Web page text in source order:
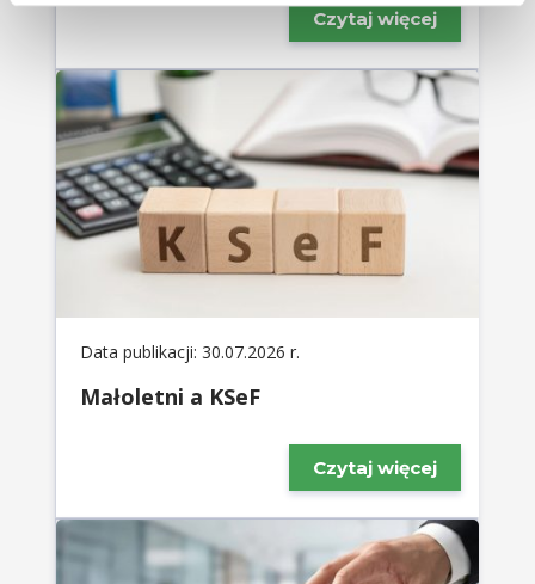
Czytaj więcej
Data publikacji: 30.07.2026 r.
Małoletni a KSeF
Czytaj więcej